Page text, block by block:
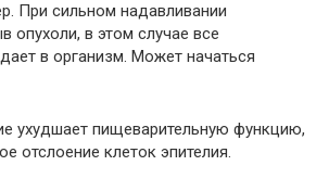
При сильном надавливании
опухоли, в этом случае все
в организм. Может начаться
ухудшает пищеварительную функцию,
отслоение клеток эпителия.